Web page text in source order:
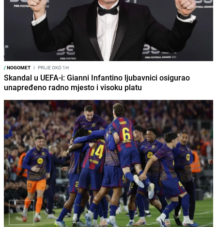
/NOGOMET I PRIJE OKO 1H
Skandal u UEFA-i: Gianni Infantino ljubavnici osigurao
unapređeno radno mjesto i visoku platu